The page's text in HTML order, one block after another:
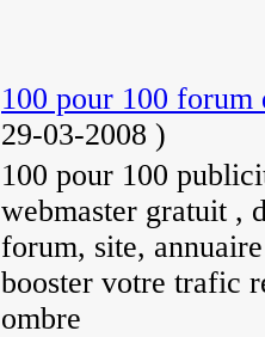
100 pour 100 forum
29-03-2008 )
100 pour 100
webmaster gratuit ,
forum, site,
booster votre trafic
ombre